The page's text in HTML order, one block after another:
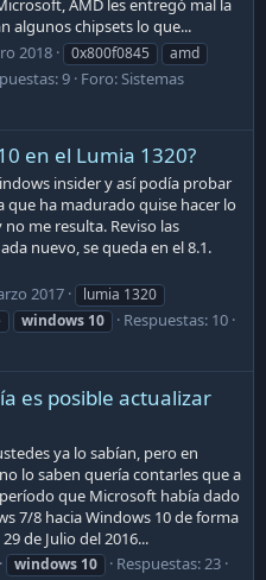
AMD les entregó mal la
algunos chipsets lo que...
2018 0x800f0845
amd
9 Foro: Sistemas
en el Lumia 1320?
insider y así podía probar
que ha madurado quise hacer lo
me resulta. Reviso las
nuevo, se queda en el 8.1.
2017
lumia 1320
windows 10
Respuestas: 10
es posible actualizar
ya lo sabían, pero en
lo saben quería contarles que a
que Microsoft había dado
7/8 hacia Windows 10 de forma
de Julio del 2016...
windows 10
Respuestas: 23